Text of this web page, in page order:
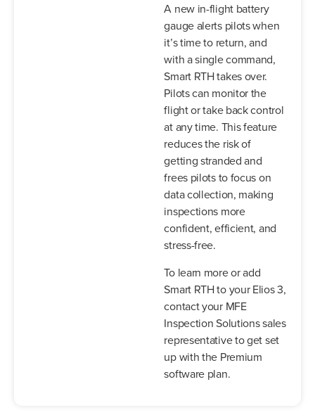
A new in-flight battery
gauge alerts pilots when
it’s time to return, and
with a single command,
Smart RTH takes over.
Pilots can monitor the
flight or take back control
at any time. This feature
reduces the risk of
getting stranded and
frees pilots to focus on
data collection, making
inspections more
confident, efficient, and
stress-free.
To learn more or add
Smart RTH to your Elios 3,
contact your MFE
Inspection Solutions sales
representative to get set
up with the Premium
software plan.